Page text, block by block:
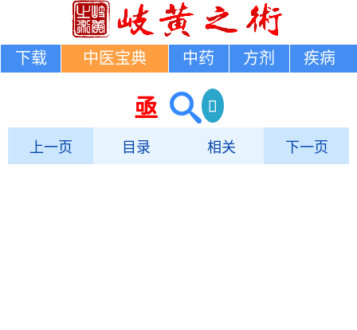
下载 中医宝典 中药 方剂 疾病
亟
上一页 目录 相关 下一页